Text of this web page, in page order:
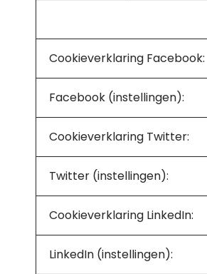
Cookieverklaring Facebook:
Facebook (instellingen):
Cookieverklaring Twitter:
Twitter (instellingen):
Cookieverklaring LinkedIn:
LinkedIn (instellingen):